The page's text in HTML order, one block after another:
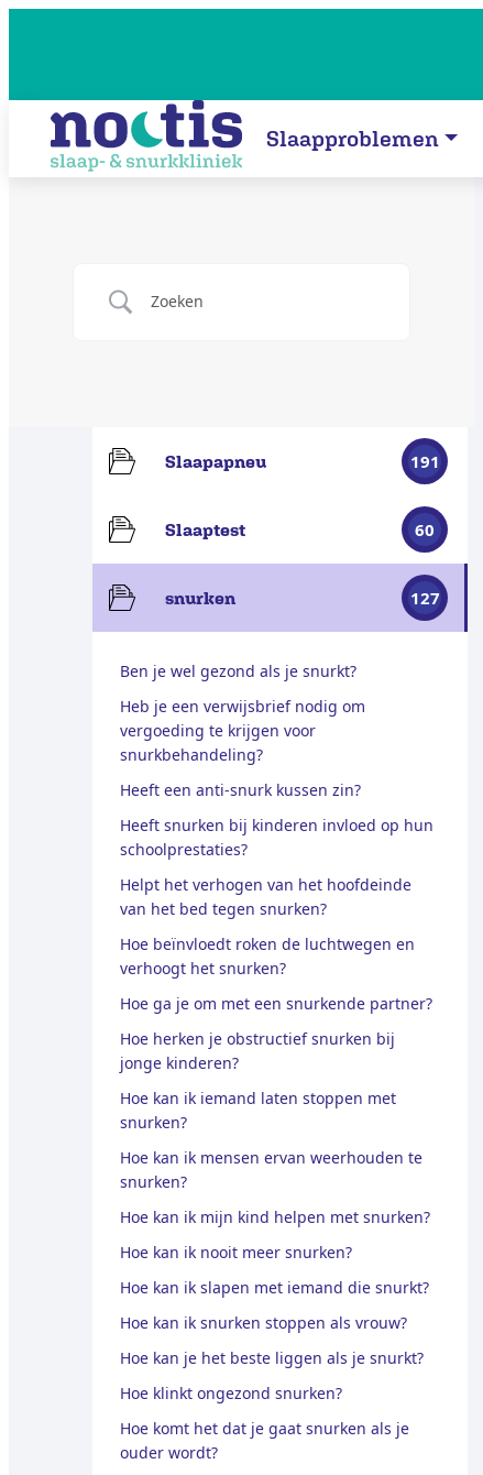
Slaapproblemen
Slaapapneu 191
Slaaptest 60
snurken 127
Ben je wel gezond als je snurkt?
Heb je een verwijsbrief nodig om
vergoeding te krijgen voor
snurkbehandeling?
Heeft een anti-snurk kussen zin?
Heeft snurken bij kinderen invloed op hun
schoolprestaties?
Helpt het verhogen van het hoofdeinde
van het bed tegen snurken?
Hoe beïnvloedt roken de luchtwegen en
verhoogt het snurken?
Hoe ga je om met een snurkende partner?
Hoe herken je obstructief snurken bij
jonge kinderen?
Hoe kan ik iemand laten stoppen met
snurken?
Hoe kan ik mensen ervan weerhouden te
snurken?
Hoe kan ik mijn kind helpen met snurken?
Hoe kan ik nooit meer snurken?
Hoe kan ik slapen met iemand die snurkt?
Hoe kan ik snurken stoppen als vrouw?
Hoe kan je het beste liggen als je snurkt?
Hoe klinkt ongezond snurken?
Hoe komt het dat je gaat snurken als je
ouder wordt?